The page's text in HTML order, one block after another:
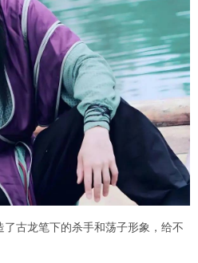
古龙笔下的杀手和荡子形象，给不